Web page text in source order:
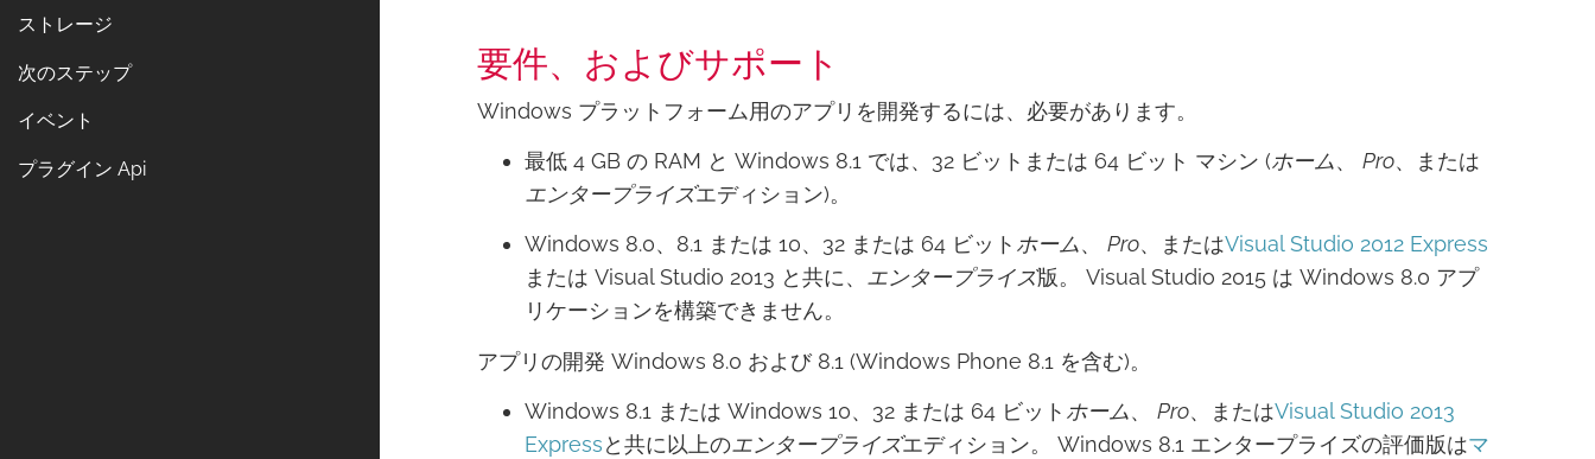
ストレージ
次のステップ
イベント
プラグイン Api
要件、およびサポート
Windows プラットフォーム用のアプリを開発するには、必要があります。
最低 4 GB の RAM と Windows 8.1 では、32 ビットまたは 64 ビット マシン (ホーム、 Pro、または
エンタープライズエディション)。
Windows 8.0、8.1 または 10、32 または 64 ビット ホーム、 Pro、またはVisual Studio 2012 Express
または Visual Studio 2013 と共に、 エンタープライズ版。 Visual Studio 2015 は Windows 8.0 アプ
リケーションを構築できません。
アプリの開発 Windows 8.0 および 8.1 (Windows Phone 8.1 を含む)。
Windows 8.1 または Windows 10、32 または 64 ビット ホーム、 Pro、またはVisual Studio 2013
Expressと共に以上のエンタープライズエディション。 Windows 8.1 エンタープライズの評価版はマ